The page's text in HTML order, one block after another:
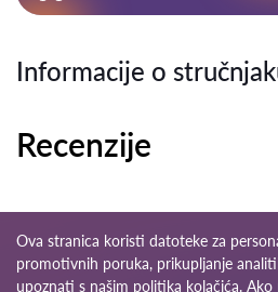
Informacije o
Recenzije
Ova stranica koristi datoteke za
promotivnih poruka, prikupljanje
upoznati s našim politika kolačića. Ako